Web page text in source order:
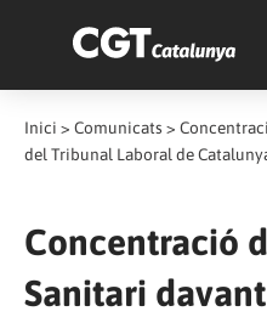
Inici > Comunicats >
del Tribunal Laboral de
Concentració
Sanitari